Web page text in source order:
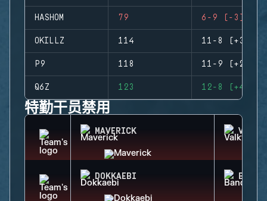
HASHOM 79 6-9 (-3)
OKILLZ 114 11-8 (+3)
P9 118 11-9 (+2)
Q6Z 123 12-8 (+4)
特勤干员禁用
MAVERICK
DOKKAEBI